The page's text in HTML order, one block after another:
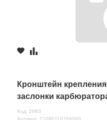
Кронштейн
заслонки
Код: 2983
Артикул: 21080110766000